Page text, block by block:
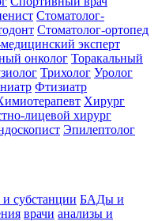
Стоматолог-
Стоматолог-ортопед
эксперт
онколог Торакальный
Трихолог Уролог
Фтизиатр
Хирург
лицевой хирург
Эпилептолог
и субстанции БАДы и
врачи анализы и